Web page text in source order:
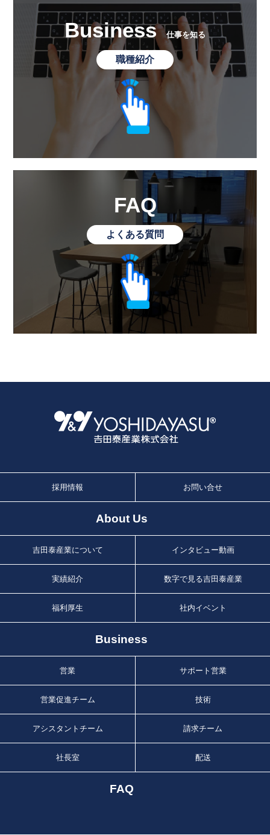
Business 仕事を知る
職種紹介
FAQ
よくある質問
採用情報 お問い合せ
About Us
吉田泰産業について インタビュー動画
実績紹介 数字で見る吉田泰産業
福利厚生 社内イベント
Business
営業 サポート営業
営業促進チーム 技術
アシスタントチーム 請求チーム
社長室 配送
FAQ